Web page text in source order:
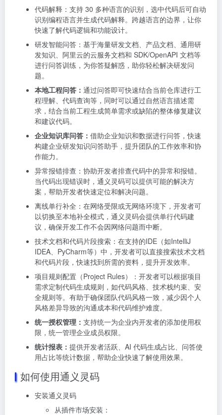
代码解释：支持 30 多种语言的识别，选中代码后可自动
识别编程语言并生成代码解释。跨越语言的边界，让你
快速了解代码逻辑和功能设计。
研发智能问答：基于海量研发文档、产品文档、通用研
发知识、阿里云的云服务文档和 SDK/OpenAPI 文档等
进行问答训练，为你答疑解惑，助你轻松解决研发问
题。
本地工程问答： 通过问答即可快速结合当前仓库进行工
程理解、代码查询等，同时可以通过自然语言描述需
求，结合当前工程生成简单需求或缺陷的整体修复建议
和建议代码。
企业知识库问答： 借助企业知识和数据进行问答，快速
构建企业研发知识问答助手，提升团队的工作效率和协
作能力。
异常报错排查：协助开发者排查代码中的异常和报错。
当代码出现错误时，通义灵码可以提供可能的解决方
案，帮助开发者快速定位和解决问题。
离线单行补全：在网络受限或无网络环境下，开发者可
以切换至本地补全模式，通义灵码会提供单行代码建
议，确保开发工作不会因网络问题而中断。
技术文档和代码片段搜索：在支持的IDE（如IntelliJ
IDEA、PyCharm等）中，开发者可以直接搜索技术文档
和代码片段，快速找到所需的资料，提升开发效率。
项目规则配置（Project Rules）：开发者可以根据项目
需求定制代码生成规则，如代码风格、技术栈约束、安
全规则等。有助于确保团队代码风格一致，减少因个人
风格差异导致的沟通成本和代码维护难度。
统一授权管理： 支持统一为企业内开发者的添加使用权
限，统一管理企业成员权限。
统计报表： 提供开发者活跃、AI 代码生成占比、问答使
用占比等统计数据，帮助企业快速了解使用效果。
如何使用通义灵码
安装通义灵码
从插件市场安装：